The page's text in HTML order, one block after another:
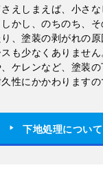
えしまえば、小さ
かし、のちのち、
、塗装の剥がれの
も少なくありません
ケレンなど、塗装
性にかかわります
下地処理について